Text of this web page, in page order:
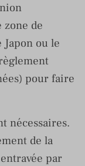
zone de
ou le
pour faire
nécessaires.
de la
par